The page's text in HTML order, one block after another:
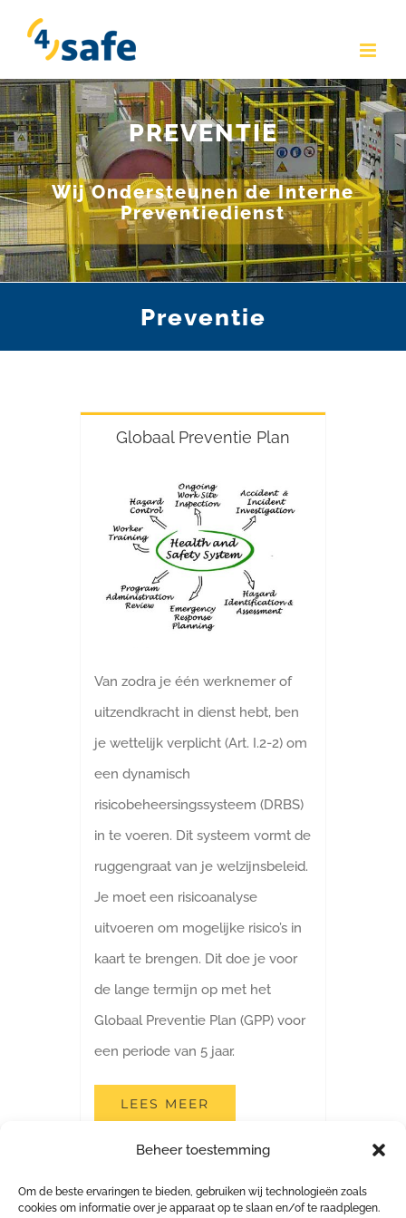
Beheer toestemming
Om de beste ervaringen te bieden, gebruiken wij technologieën zoals
cookies om informatie over je apparaat op te slaan en/of te raadplegen.
content
PREVENTIE
Wij Ondersteunen de Interne
Preventiedienst
Preventie
Globaal Preventie Plan
Van zodra je één werknemer of
uitzendkracht in dienst hebt, ben
je wettelijk verplicht (Art. I.2-2) om
een dynamisch
risicobeheersingssysteem (DRBS)
in te voeren. Dit systeem vormt de
ruggengraat van je welzijnsbeleid.
Je moet een risicoanalyse
uitvoeren om mogelijke risico’s in
kaart te brengen. Dit doe je voor
de lange termijn op met het
Globaal Preventie Plan (GPP) voor
een periode van 5 jaar.
LEES MEER
Brandpreventiedossier
Uitzendarbeid Jongeren